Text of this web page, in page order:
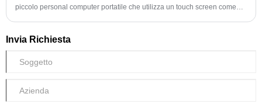
piccolo personal computer portatile che utilizza un touch screen come
schermo portatile, che pesa meno di un notebook tradizionale, ma può
Lo schermo può essere ruotato liberamente e dispone di funzioni come il
di un software di input rapido che consente agli utenti di digitare con uno
Invia Richiesta